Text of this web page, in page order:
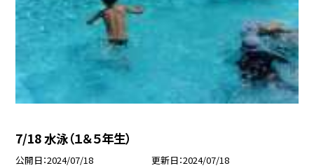
7/18 水泳（１＆５年生）
公開日 2024/07/18 更新日 2024/07/18